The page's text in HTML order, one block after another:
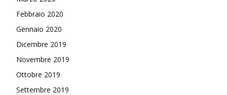
Febbraio 2020
Gennaio 2020
Dicembre 2019
Novembre 2019
Ottobre 2019
Settembre 2019